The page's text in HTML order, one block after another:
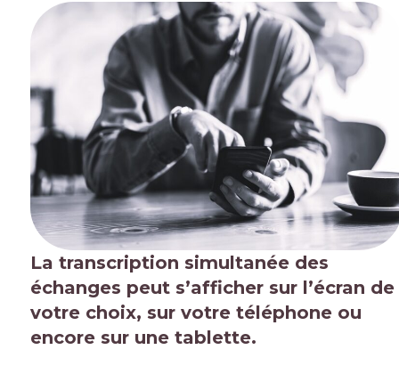
La transcription simultanée des
échanges peut s’afficher sur l’écran de
votre choix, sur votre téléphone ou
encore sur une tablette.